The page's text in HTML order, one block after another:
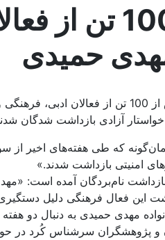
اعتراض بيش
حميدی
خبرگزاری ديده‌بان حقوق بشر
آزادی بازداشت ‌شدگان
«همان‌گونه كه طی هفته‌های
نام‌بردگان آمده است:
نزديك به 2 ماه از بازداشت اين
مهدی حميدی به دنبال دو